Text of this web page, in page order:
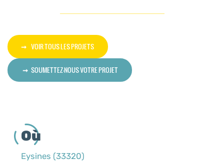
VOIR TOUS LES PROJETS
SOUMETTEZ-NOUS VOTRE PROJET
Où
Eysines (33320)